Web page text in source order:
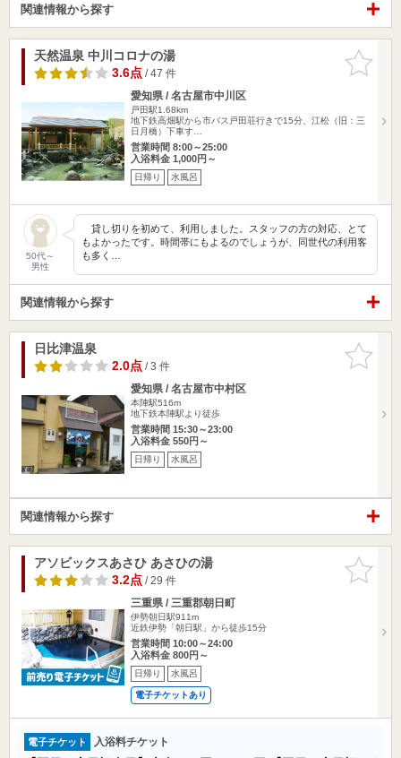
関連情報から探す
お気に入
りに追加
天然温泉 中川コロナの湯
3.6点/ 47 件
愛知県 / 名古屋市中川区
戸田駅1.68km
地下鉄高畑駅から市バス戸田荘行きで15分、江松（旧：三
日月橋）下車す…
営業時間 8:00～25:00
入浴料金 1,000円～
日帰り 水風呂
50代～
男性
貸し切りを初めて、利用しました。スタッフの方の対応、とて
もよかったです。時間帯にもよるのでしょうが、同世代の利用客
も多く…
関連情報から探す
お気に入
りに追加
日比津温泉
2.0点/ 3 件
愛知県 / 名古屋市中村区
本陣駅516m
地下鉄本陣駅より徒歩
営業時間 15:30～23:00
入浴料金 550円～
日帰り 水風呂
関連情報から探す
お気に入
りに追加
アソビックスあさひ あさひの湯
3.2点/ 29 件
三重県 / 三重郡朝日町
伊勢朝日駅911m
近鉄伊勢「朝日駅」から徒歩15分
営業時間 10:00～24:00
入浴料金 800円～
日帰り 水風呂
電子チケットあり
電子チケット 入浴料チケット